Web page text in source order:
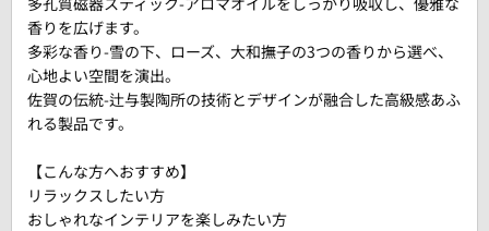
香りを広げます。
多彩な香り-雪の下、ローズ、大和撫子の3つの香りから選べ、
心地よい空間を演出。
佐賀の伝統-辻与製陶所の技術とデザインが融合した高級感あふ
れる製品です。
【こんな方へおすすめ】
リラックスしたい方
おしゃれなインテリアを楽しみたい方